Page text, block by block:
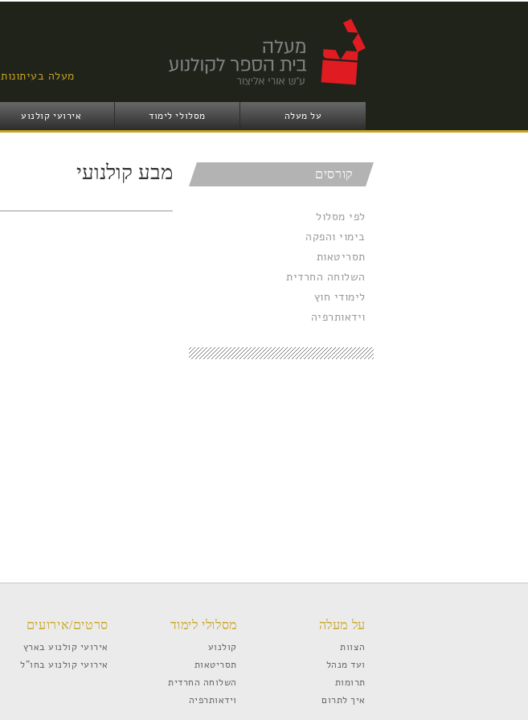
מעלה בעיתונות
על מעלה מסלולי לימוד אירועי קולנוע
קורסים
לפי מסלול
בימוי והפקה
תסריטאות
השלוחה החרדית
לימודי חוץ
וידאותרפיה
מבע קולנועי
על מעלה
הצוות
ועד מנהל
תרומות
איך לתרום
מסלולי לימוד
קולנוע
תסריטאות
השלוחה החרדית
וידאותרפיה
סרטים/אירועים
אירועי קולנוע בארץ
אירועי קולנוע בחו”ל